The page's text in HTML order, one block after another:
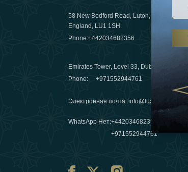
58 New Bedford Road, Luton,
England, LU1 1SH
Phone:+442034682356
Emirates Tower, Level 33, Dubai, UAE
Phone:+971552944761
Электронная почта:info@luxafar.com
WhatsApp Нет:+442034682356
+971552944761